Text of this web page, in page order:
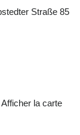
Straße 85
Afficher la carte